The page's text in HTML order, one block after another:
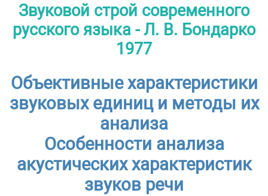
Звуковой строй современного
русского языка - Л. В. Бондарко
1977
Объективные характеристики
звуковых единиц и методы их
анализа
Особенности анализа
акустических характеристик
звуков речи